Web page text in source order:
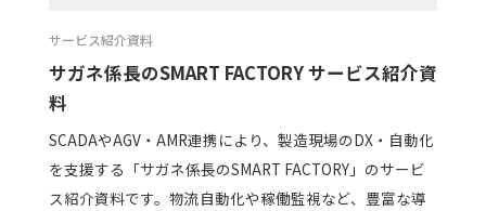
サービス紹介資料
サガネ係長のSMART FACTORY サービス紹介資
料
SCADAやAGV・AMR連携により、製造現場のDX・自動化
を支援する「サガネ係長のSMART FACTORY」のサービ
ス紹介資料です。物流自動化や稼働監視など、豊富な導